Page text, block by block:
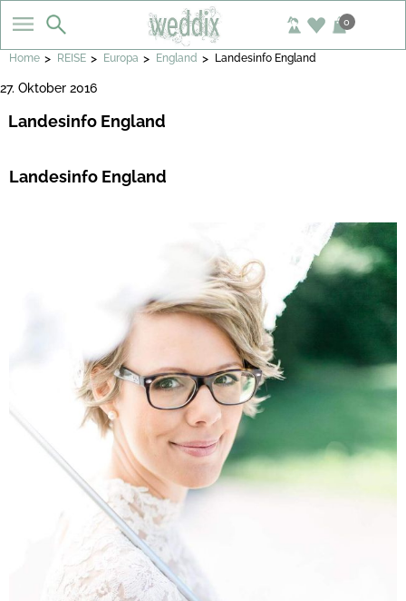
0
Home > REISE > Europa > England > Landesinfo England
27. Oktober 2016
Landesinfo England
Landesinfo England